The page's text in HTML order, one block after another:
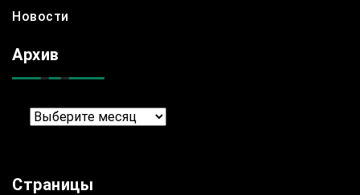
Новости
Архив
Архив
Страницы